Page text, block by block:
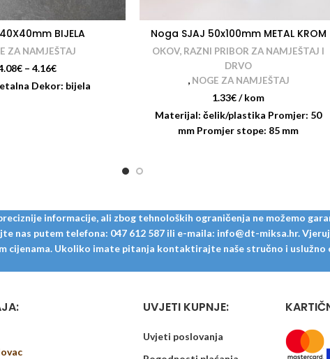
BIJELA
ZA NAMJEŠTAJ
€– 4.16€
Dekor: bijela
Noga SJAJ 50x100mm METAL KROM
OKOV, RAZNI PRIBOR ZA NAMJEŠTAJ I
DRVO
, NOGE ZA NAMJEŠTAJ
1.33€/ kom
Materijal: čelik/plastika Promjer: 50
mm Promjer stope: 85 mm
informacije, ali zbog tehnoloških ograničenja ne možemo
putem telefona: 047 612 587 ili e-maila: info@dt-miksa.hr.
Ukoliko imate pitanja kontaktirajte naše stručno i uslužno
UVJETI KUPNJE:
Uvjeti poslovanja